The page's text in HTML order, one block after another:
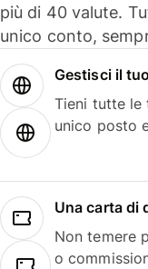
più di 40 valute.
unico conto,
Gestisci il
Tieni tutte le
unico posto
Una carta di
Non temere
o